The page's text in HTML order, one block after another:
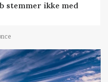
stemmer ikke med